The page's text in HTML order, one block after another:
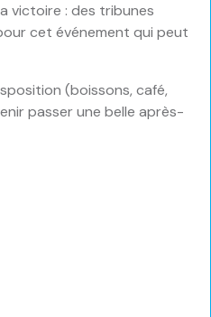
victoire : des tribunes
cet événement qui peut
(boissons, café,
passer une belle après-